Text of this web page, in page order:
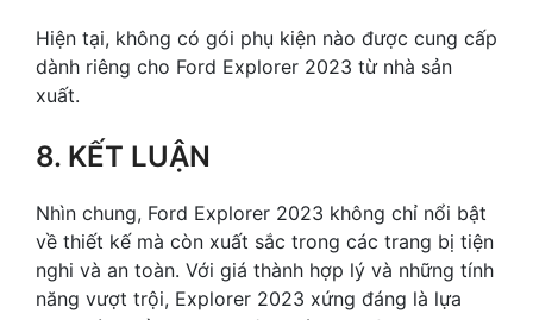
Hiện tại, không có gói phụ kiện nào được cung cấp
dành riêng cho Ford Explorer 2023 từ nhà sản
xuất.
8. KẾT LUẬN
Nhìn chung, Ford Explorer 2023 không chỉ nổi bật
về thiết kế mà còn xuất sắc trong các trang bị tiện
nghi và an toàn. Với giá thành hợp lý và những tính
năng vượt trội, Explorer 2023 xứng đáng là lựa